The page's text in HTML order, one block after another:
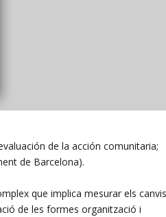
de la acción comunitaria;
de Barcelona).
que implica mesurar els
de les formes organització i